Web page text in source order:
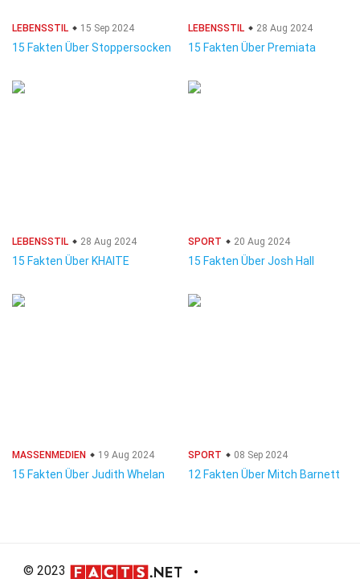
LEBENSSTIL 15 Sep 2024
15 Fakten Über Stoppersocken
LEBENSSTIL 28 Aug 2024
15 Fakten Über Premiata
LEBENSSTIL 28 Aug 2024
15 Fakten Über KHAITE
SPORT 20 Aug 2024
15 Fakten Über Josh Hall
MASSENMEDIEN 19 Aug 2024
15 Fakten Über Judith Whelan
SPORT 08 Sep 2024
12 Fakten Über Mitch Barnett
© 2023